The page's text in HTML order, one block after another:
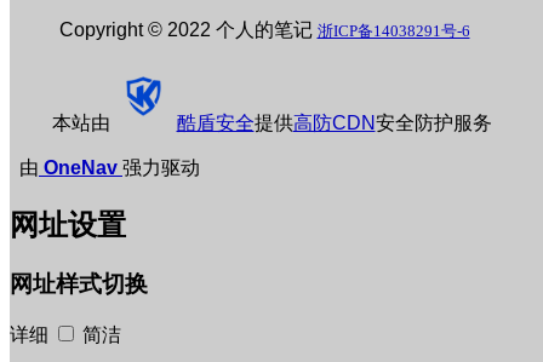
Copyright © 2022 个人的笔记 浙ICP备14038291号-6
本站由 酷盾安全提供高防CDN安全防护服务
由 OneNav 强力驱动
网址设置
网址样式切换
详细 简洁